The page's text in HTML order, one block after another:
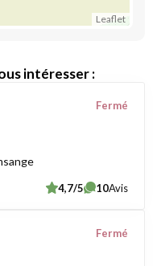
Leaflet
intéresser :
Fermé
4,7/5 10Avis
Fermé